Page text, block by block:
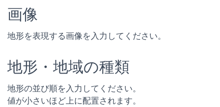
画像
地形を表現する画像を入力してください。
地形・地域の種類
地形の並び順を入力してください。
値が小さいほど上に配置されます。